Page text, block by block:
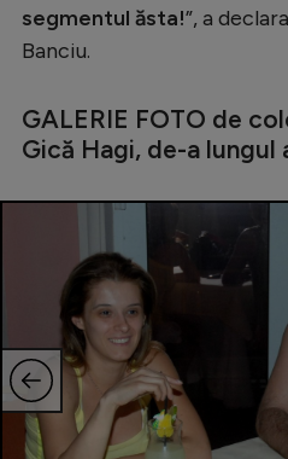
segmentul ăsta!”, a
Banciu.
GALERIE FOTO de
Gică Hagi, de-a lungul